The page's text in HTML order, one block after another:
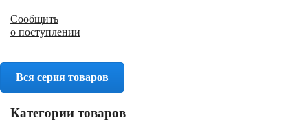
Сообщить
о поступлении
Вся серия товаров
Категории товаров